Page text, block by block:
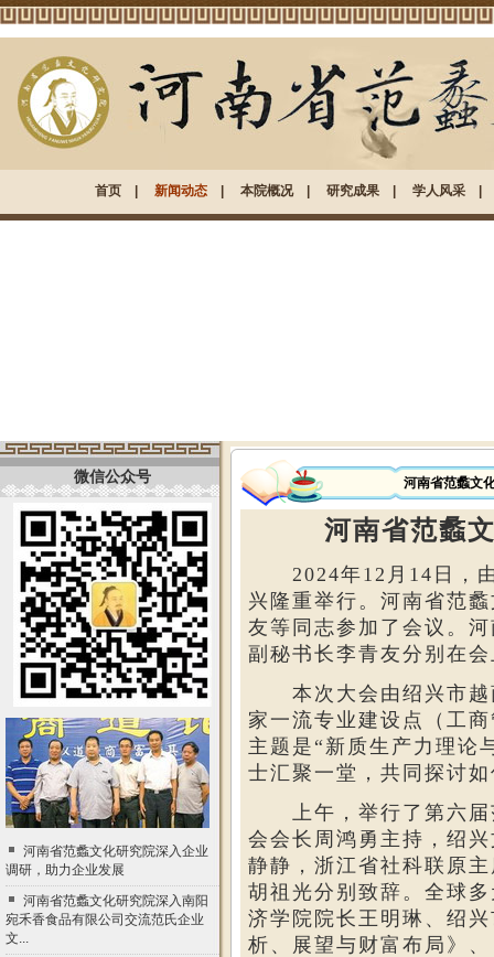
首页 新闻动态 本院概况| 研究成果 学人风采
微信公众号
河南省范蠡文化研究院深入企业
调研，助力企业发展
河南省范蠡文化研究院深入南阳
宛禾香食品有限公司交流范氏企业
文...
河南省范蠡文
河南省范蠡
2024年12月14日，
兴隆重举行。河南省范
友等同志参加了会议。
副秘书长李青友分别在
本次大会由绍兴市
家一流专业建设点（工
主题是 “新质生产力理论
士汇聚一堂，共同探讨
上午，举行了第六
会会长周鸿勇主持，绍
静静，浙江省社科联原
胡祖光分别致辞。全球
济学院院长王明琳、绍
析、展望与财富布局》